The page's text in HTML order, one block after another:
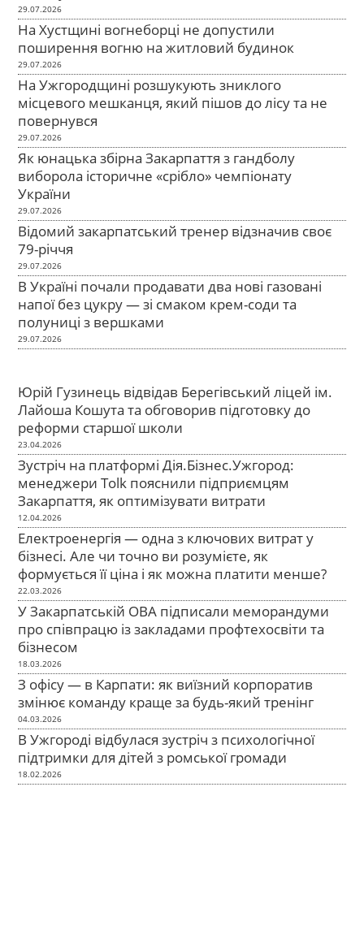
29.07.2026
На Хустщині вогнеборці не допустили
поширення вогню на житловий будинок
29.07.2026
На Ужгородщині розшукують зниклого
місцевого мешканця, який пішов до лісу та не
повернувся
29.07.2026
Як юнацька збірна Закарпаття з гандболу
виборола історичне «срібло» чемпіонату
України
29.07.2026
Відомий закарпатський тренер відзначив своє
79-річчя
29.07.2026
В Україні почали продавати два нові газовані
напої без цукру — зі смаком крем-соди та
полуниці з вершками
29.07.2026
Юрій Гузинець відвідав Берегівський ліцей ім.
Лайоша Кошута та обговорив підготовку до
реформи старшої школи
23.04.2026
Зустріч на платформі Дія.Бізнес.Ужгород:
менеджери Tolk пояснили підприємцям
Закарпаття, як оптимізувати витрати
12.04.2026
Електроенергія — одна з ключових витрат у
бізнесі. Але чи точно ви розумієте, як
формується її ціна і як можна платити менше?
22.03.2026
У Закарпатській ОВА підписали меморандуми
про співпрацю із закладами профтехосвіти та
бізнесом
18.03.2026
З офісу — в Карпати: як виїзний корпоратив
змінює команду краще за будь-який тренінг
04.03.2026
В Ужгороді відбулася зустріч з психологічної
підтримки для дітей з ромської громади
18.02.2026